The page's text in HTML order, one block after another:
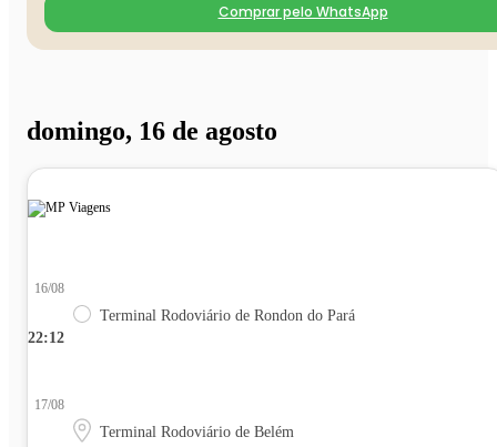
Comprar pelo WhatsApp
domingo, 16 de agosto
22:12
16/08
Terminal Rodoviário de Rondon do Pará
17/08
Terminal Rodoviário de Belém